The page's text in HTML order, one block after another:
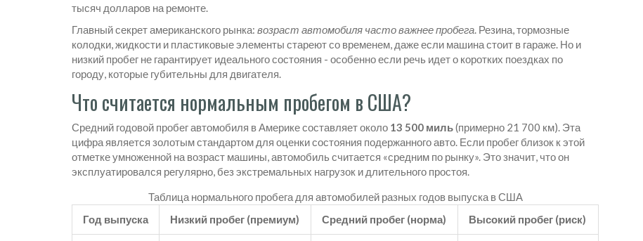
тысяч долларов на ремонте.
Главный секрет американского рынка: возраст автомобиля часто важнее пробега. Резина, тормозные
колодки, жидкости и пластиковые элементы стареют со временем, даже если машина стоит в гараже. Но и
низкий пробег не гарантирует идеального состояния - особенно если речь идет о коротких поездках по
городу, которые губительны для двигателя.
Что считается нормальным пробегом в США?
Средний годовой пробег автомобиля в Америке составляет около 13 500 миль(примерно 21 700 км). Эта
цифра является золотым стандартом для оценки состояния подержанного авто. Если пробег близок к этой
отметке умноженной на возраст машины, автомобиль считается «средним по рынку». Это значит, что он
эксплуатировался регулярно, без экстремальных нагрузок и длительного простоя.
Таблица нормального пробега для автомобилей разных годов выпуска в США
Год выпуска
Низкий пробег (премиум) Средний пробег (норма) Высокий пробег (риск)